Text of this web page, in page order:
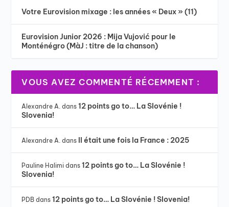
Votre Eurovision mixage : les années « Deux » (11)
Eurovision Junior 2026 : Mija Vujović pour le
Monténégro (MàJ : titre de la chanson)
VOUS AVEZ COMMENTÉ RÉCEMMENT :
Alexandre A. dans12 points go to… La Slovénie !
Slovenia!
Alexandre A. dans Il était une fois la France : 2025
Pauline Halimi dans12 points go to… La Slovénie !
Slovenia!
PDB dans12 points go to… La Slovénie ! Slovenia!